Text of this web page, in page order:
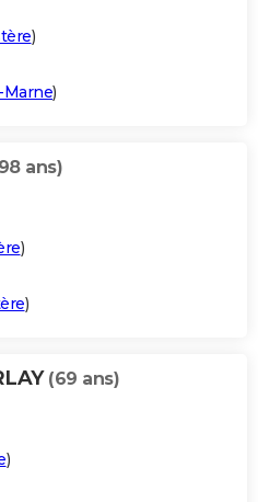
)
Marne)
ans)
)
)
(69 ans)
)